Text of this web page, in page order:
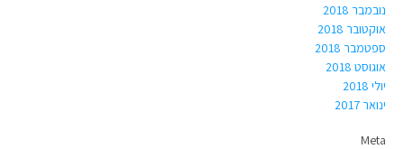
נובמבר 2018
אוקטובר 2018
ספטמבר 2018
אוגוסט 2018
יולי 2018
ינואר 2017
Meta